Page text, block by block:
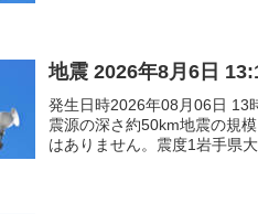
地震 2026年8月6日
発生日時2026年08月06日 13
震源の深さ約50km地震の規
はありません。震度1岩手県